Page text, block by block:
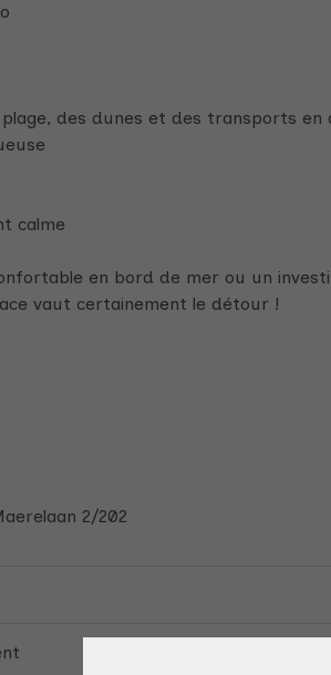
des dunes et des transports en
calme
en bord de mer ou un
vaut certainement le détour !
2/202